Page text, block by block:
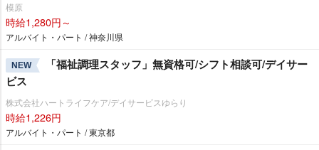
模原
時給1,280円～
アルバイト・パート / 神奈川県
NEW
「福祉調理スタッフ」無資格可/シフト相談可/デイサー
ビス
株式会社ハートライフケア/デイサービスゆらり
時給1,226円
アルバイト・パート / 東京都